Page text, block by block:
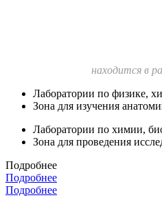
находится в
Лаборатории по физике,
Зона для изучения
Лаборатории по химии,
Зона для проведения
Подробнее
Подробнее
Подробнее